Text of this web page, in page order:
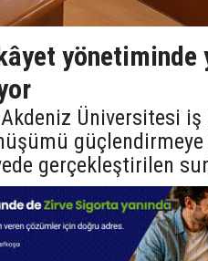
yönetiminde
Üniversitesi
güçlendirmeye
gerçekleştirilen